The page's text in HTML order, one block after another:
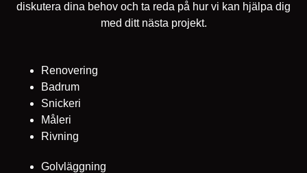
diskutera dina behov och ta reda på hur vi kan hjälpa dig
med ditt nästa projekt.
Renovering
Badrum
Snickeri
Måleri
Rivning
Golvläggning